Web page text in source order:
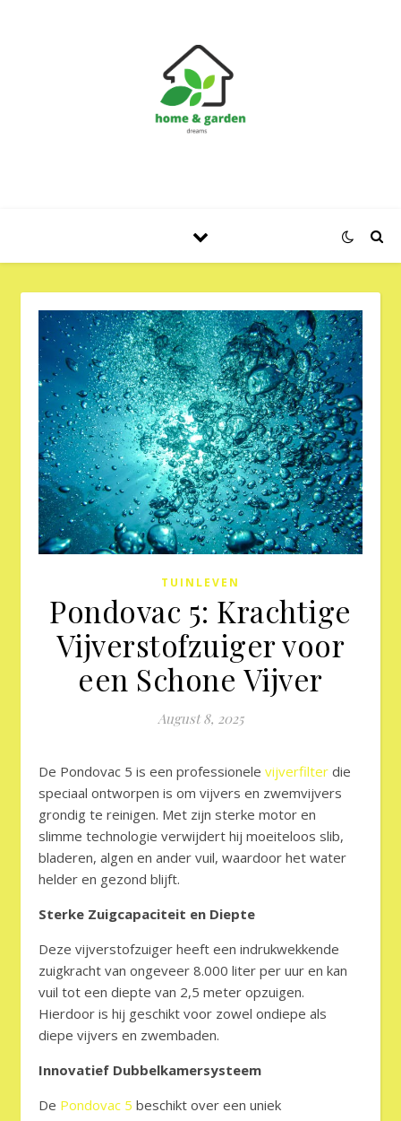
TUINLEVEN
Pondovac 5: Krachtige
Vijverstofzuiger voor
een Schone Vijver
August 8, 2025
De Pondovac 5 is een professionele vijverfilter die
speciaal ontworpen is om vijvers en zwemvijvers
grondig te reinigen. Met zijn sterke motor en
slimme technologie verwijdert hij moeiteloos slib,
bladeren, algen en ander vuil, waardoor het water
helder en gezond blijft.
Sterke Zuigcapaciteit en Diepte
Deze vijverstofzuiger heeft een indrukwekkende
zuigkracht van ongeveer 8.000 liter per uur en kan
vuil tot een diepte van 2,5 meter opzuigen.
Hierdoor is hij geschikt voor zowel ondiepe als
diepe vijvers en zwembaden.
Innovatief Dubbelkamersysteem
De Pondovac 5 beschikt over een uniek